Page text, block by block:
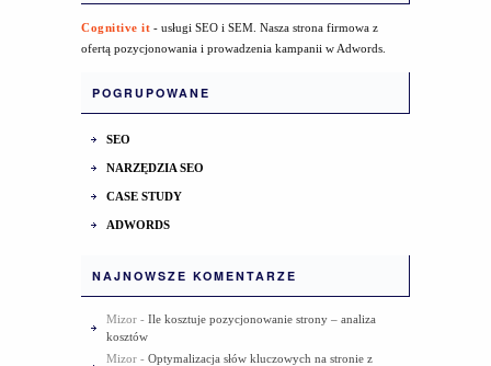
Cognitive it - usługi SEO i SEM. Nasza strona firmowa z
ofertą pozycjonowania i prowadzenia kampanii w Adwords.
POGRUPOWANE
SEO
NARZĘDZIA SEO
CASE STUDY
ADWORDS
NAJNOWSZE KOMENTARZE
Mizor - Ile kosztuje pozycjonowanie strony – analiza
kosztów
Mizor - Optymalizacja słów kluczowych na stronie z